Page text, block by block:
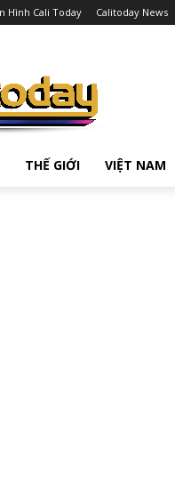
Hình Cali Today Calitoday News
THẾ GIỚI VIỆT NAM